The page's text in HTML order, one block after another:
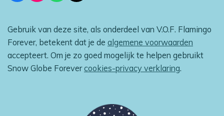
a
b
o
k
n
a
g
r
a
m
h
s
A
p
i
o
k
Gebruik van deze site, als onderdeel van V.O.F. Flamingo
Forever, betekent dat je de algemene voorwaarden
accepteert. Om je zo goed mogelijk te helpen gebruikt
Snow Globe Forevercookies-privacy verklaring.